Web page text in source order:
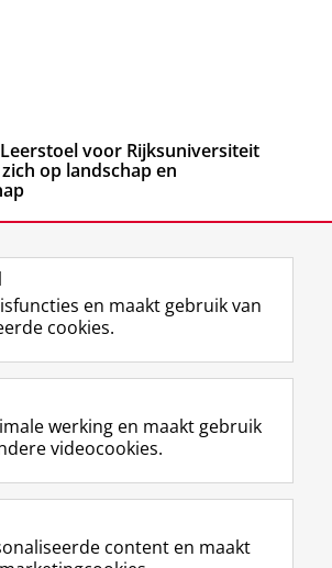
Leerstoel voor Rijksuniversiteit
op landschap en
RUG
F
a
e
b
o
p
a
L
i
k
e
I
-
p
R
S
-
f
e
R
i
I
n
t
r
m
-
Y
o
T
e
k
a
en maakt gebruik van
cookies.
werking en maakt gebruik
videocookies.
content en maakt